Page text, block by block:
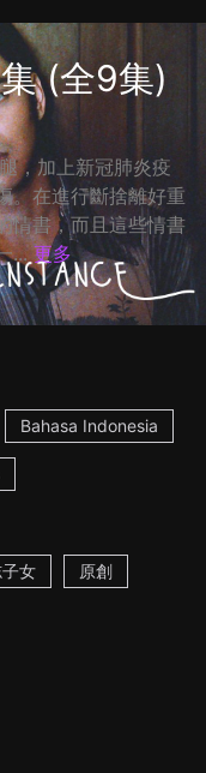
(全9集)
，加上新冠肺炎疫
。在進行斷捨離好重
情書，而且這些情書
... 更多
Bahasa Indonesia
女 原創